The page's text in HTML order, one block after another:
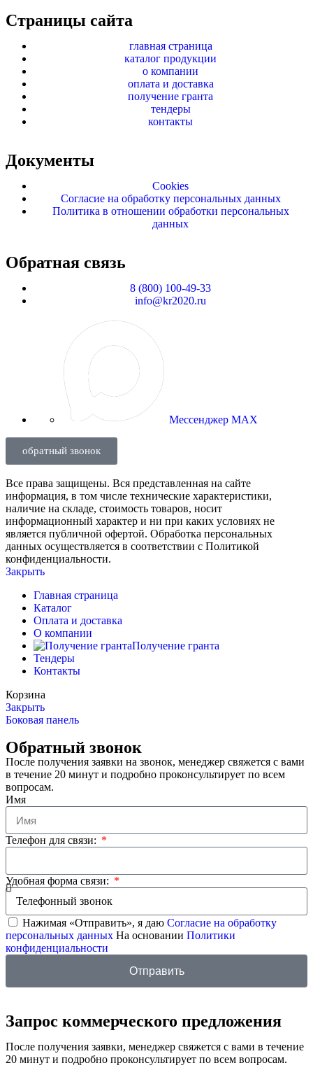
Страницы сайта
главная страница
каталог продукции
о компании
оплата и доставка
получение гранта
тендеры
контакты
Документы
Cookies
Согласие на обработку персональных данных
Политика в отношении обработки персональных
данных
Обратная связь
8 (800) 100-49-33
info@kr2020.ru
Мессенджер MAX
обратный звонок
Все права защищены. Вся представленная на сайте
информация, в том числе технические характеристики,
наличие на складе, стоимость товаров, носит
информационный характер и ни при каких условиях не
является публичной офертой. Обработка персональных
данных осуществляется в соответствии с Политикой
конфиденциальности.
Закрыть
Главная страница
Каталог
Оплата и доставка
О компании
Получение гранта
Тендеры
Контакты
Корзина
Закрыть
Боковая панель
Обратный звонок
После получения заявки на звонок, менеджер свяжется с вами
в течение 20 минут и подробно проконсультирует по всем
вопросам.
Имя
Телефон для связи:
Удобная форма связи:
Нажимая «Отправить», я даю Согласие на обработку
персональных данных На основании Политики
конфиденциальности
Отправить
Запрос коммерческого предложения
После получения заявки, менеджер свяжется с вами в течение
20 минут и подробно проконсультирует по всем вопросам.